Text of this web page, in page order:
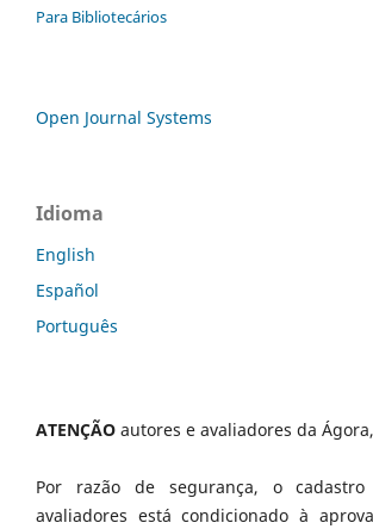
Para Bibliotecários
Open Journal Systems
Idioma
English
Español
Português
ATENÇÃO autores e avaliadores da Ágora,
Por razão de segurança, o
avaliadores está condicionado à